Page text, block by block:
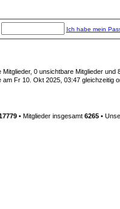
Ich habe mein
Mitglieder, 0 unsichtbare Mitglieder
am Fr 10. Okt 2025, 03:47 gleichzeitig
• Mitglieder insgesamt 6265 •